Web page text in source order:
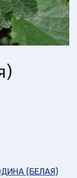
(БЕЛАЯ)